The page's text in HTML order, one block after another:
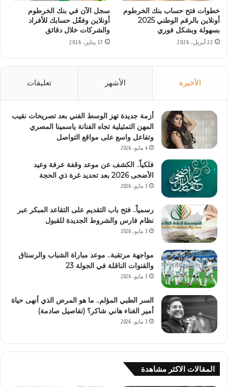
خطوات فتح حساب بنك الخرطوم
أونلاين بالرقم الوطني 2025
بسهولة وبشكل فوري
22 أبريل، 2026
سجل الآن في بنك الخرطوم
أونلاين وفعّل حسابك للأفراد
والشركات خلال دقائق
17 يناير، 2026
الأخيرة الأشهر تعليقات
أزمة جديدة تهز الوسط الفني بعد تصريحات نقيب
المهن التمثيلية تجاه الفنانة ياسمينا المصري
وتفاعل واسع على مواقع التواصل
4 مايو، 2026
فلكياً.. الكشف عن موعد وقفة عرفة وعيد
الأضحى 2026 بعد تحديد غرة ذي الحجة
3 مايو، 2026
رسمياً.. فتح باب التقديم على التقاعد المبكر عبر
نظام فارس والشروط الجديدة للقبول
3 مايو، 2026
مواجهة مرتقبة.. موعد مباراة الشباب والرستاق
والقنوات الناقلة في الجولة 23
3 مايو، 2026
السر الطبي المؤلم.. ما هو المرض الذي أنهى حياة
أمير الغناء هاني شاكر؟ (تفاصيل صادمة)
3 مايو، 2026
المقالات الاكثر مشاهدة